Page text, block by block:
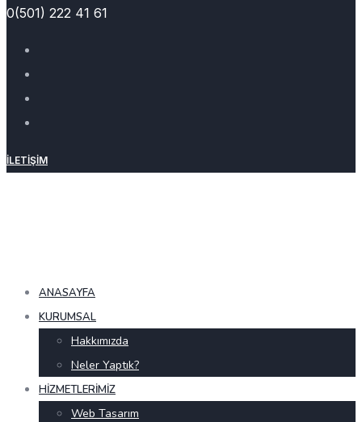
0(501) 222 41 61
İLETIŞIM
ANASAYFA
KURUMSAL
Hakkımızda
Neler Yaptık?
HIZMETLERIMIZ
Web Tasarım